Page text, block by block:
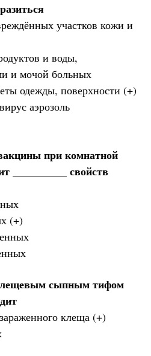
участков кожи и
и воды,
и мочой больных
одежды, поверхности (+)
аэрозоль
при комнатной
__________ свойств
(+)
сыпным тифом
клеща (+)